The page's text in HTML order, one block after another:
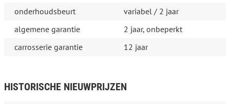
onderhoudsbeurt
variabel / 2 jaar
algemene garantie
2 jaar, onbeperkt
carrosserie garantie
12 jaar
HISTORISCHE NIEUWPRIJZEN